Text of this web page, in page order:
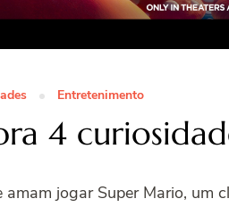
Entretenimento
4
jogar Super Mario, um